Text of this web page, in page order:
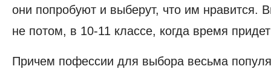
они попробуют и выберут, что им нравится.
не потом, в 10-11 классе, когда время
Причем пофессии для выбора весьма